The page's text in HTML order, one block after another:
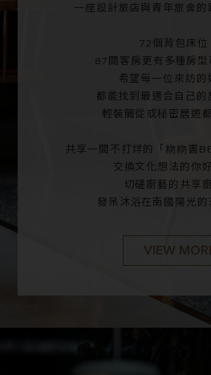
一座設計旅店與青年旅舍的
72個背包床位
87間客房更有多種房型
希望每一位來訪的
都能找到最適合自己的
輕裝簡從或秘密居遊
共享一間不打烊的「粅粅書
交換文化想法的你
切磋廚藝的共享
發呆沐浴在南國陽光的
VIEW